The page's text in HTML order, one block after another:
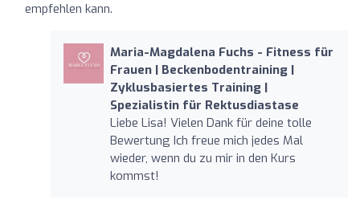
empfehlen kann.
Maria-Magdalena Fuchs - Fitness für
Frauen | Beckenbodentraining |
Zyklusbasiertes Training |
Spezialistin für Rektusdiastase
Liebe Lisa! Vielen Dank für deine tolle
Bewertung Ich freue mich jedes Mal
wieder, wenn du zu mir in den Kurs
kommst!